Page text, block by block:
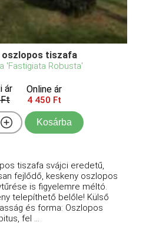
oszlopos tiszafa
'Fastigiata Robusta'
ár
Online ár
4 450 Ft
Kosárba
tiszafa svájci eredetű,
fejlődő, keskeny oszlopos
is figyelemre méltó.
telepíthető belőle! Külső
és forma: Oszlopos
fel ...